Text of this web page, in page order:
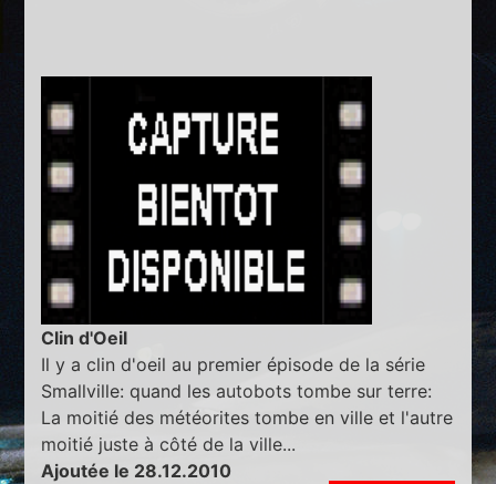
Clin d'Oeil
Il y a clin d'oeil au premier épisode de la série
Smallville: quand les autobots tombe sur terre:
La moitié des météorites tombe en ville et l'autre
moitié juste à côté de la ville...
Ajoutée le 28.12.2010